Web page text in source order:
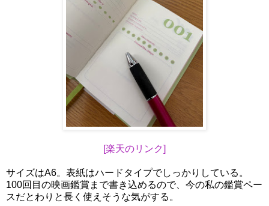
[楽天のリンク]
サイズはA6。表紙はハードタイプでしっかりしている。
100回目の映画鑑賞まで書き込めるので、今の私の鑑賞ペー
スだとわりと長く使えそうな気がする。